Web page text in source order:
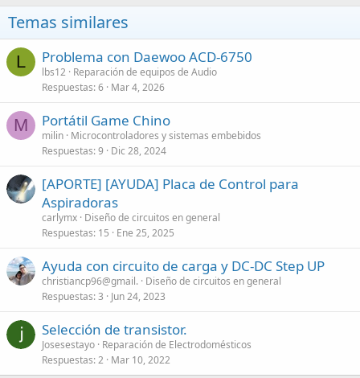
s
:
Temas similares
L Problema con Daewoo ACD-6750
lbs12 Reparación de equipos de Audio
Respuestas 6 Mar 4, 2026
M Portátil Game Chino
milin Microcontroladores y sistemas embebidos
Respuestas 9 Dic 28, 2024
[APORTE] [AYUDA] Placa de Control para
Aspiradoras
carlymx Diseño de circuitos en general
Respuestas 15 Ene 25, 2025
Ayuda con circuito de carga y DC-DC Step UP
christiancp96@gmail. Diseño de circuitos en general
Respuestas 3 Jun 24, 2023
Selección de transistor.
Josesestayo Reparación de Electrodomésticos
Respuestas 2 Mar 10, 2022